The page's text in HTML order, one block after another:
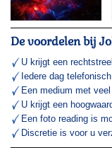
De voordelen bij
U krijgt een
Iedere dag
Een medium met veel
U krijgt een
Een foto reading is
Discretie is voor u